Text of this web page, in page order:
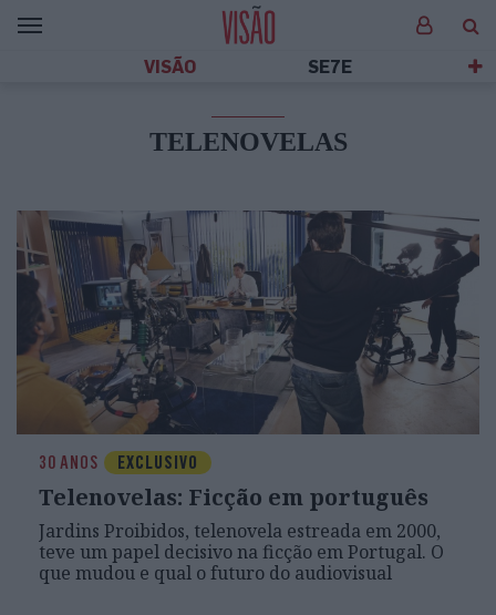
VISÃO SE7E
TELENOVELAS
30 ANOS EXCLUSIVO
Telenovelas: Ficção em português
Jardins Proibidos, telenovela estreada em 2000,
teve um papel decisivo na ficção em Portugal. O
que mudou e qual o futuro do audiovisual